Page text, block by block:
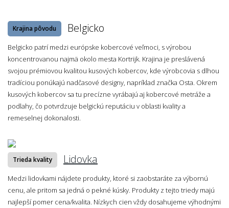
Krajina pôvodu Belgicko
Belgicko patrí medzi európske kobercové veľmoci, s výrobou
koncentrovanou najmä okolo mesta Kortrijk. Krajina je preslávená
svojou prémiovou kvalitou kusových kobercov, kde výrobcovia s dlhou
tradíciou ponúkajú nadčasové designy, napríklad značka Osta. Okrem
kusových kobercov sa tu precízne vyrábajú aj kobercové metráže a
podlahy, čo potvrdzuje belgickú reputáciu v oblasti kvality a
remeselnej dokonalosti.
Trieda kvality Lidovka
Medzi lidovkami nájdete produkty, ktoré si zaobstaráte za výbornú
cenu, ale pritom sa jedná o pekné kúsky. Produkty z tejto triedy majú
najlepší pomer cena/kvalita. Nízkych cien vždy dosahujeme výhodnými